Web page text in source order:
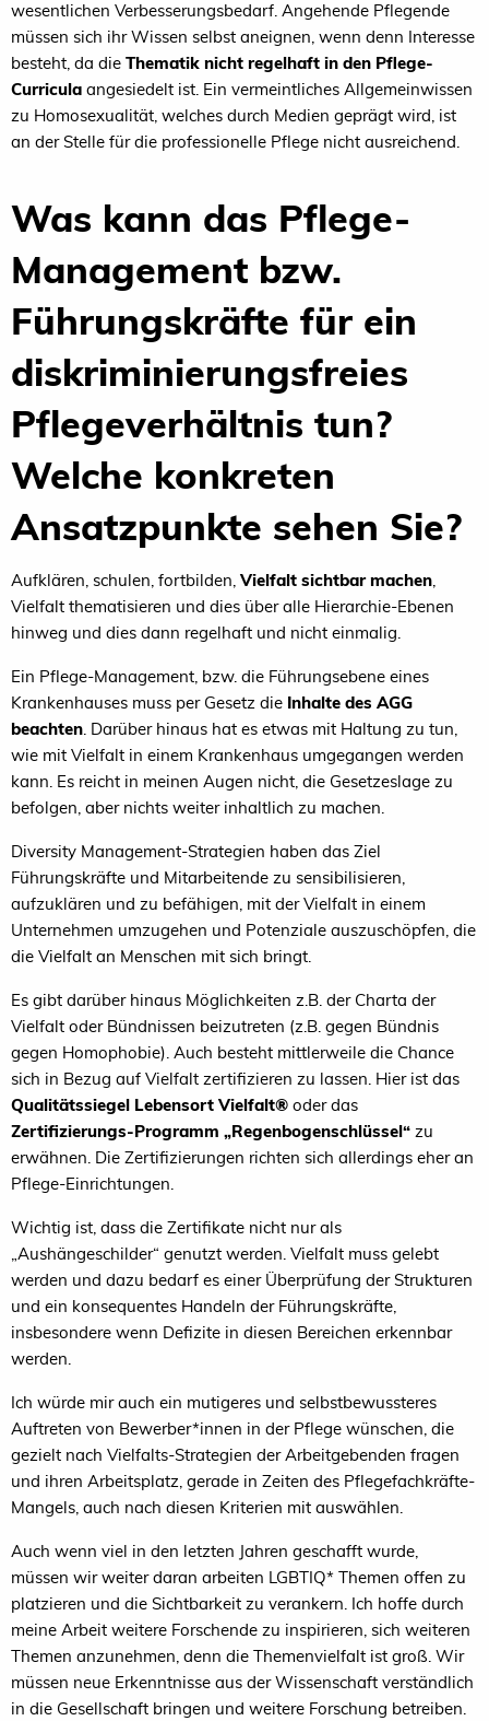
wesentlichen Verbesserungsbedarf. Angehende Pflegende
müssen sich ihr Wissen selbst aneignen, wenn denn Interesse
besteht, da die Thematik nicht regelhaft in den Pflege-
Curricula angesiedelt ist. Ein vermeintliches Allgemeinwissen
zu Homosexualität, welches durch Medien geprägt wird, ist
an der Stelle für die professionelle Pflege nicht ausreichend.
Was kann das Pflege-
Management bzw.
Führungskräfte für ein
diskriminierungsfreies
Pflegeverhältnis tun?
Welche konkreten
Ansatzpunkte sehen Sie?
Aufklären, schulen, fortbilden, Vielfalt sichtbar machen
Vielfalt thematisieren und dies über alle Hierarchie-Ebenen
hinweg und dies dann regelhaft und nicht einmalig.
Ein Pflege-Management, bzw. die Führungsebene eines
Krankenhauses muss per Gesetz die Inhalte des AGG
beachten . Darüber hinaus hat es etwas mit Haltung zu tun,
wie mit Vielfalt in einem Krankenhaus umgegangen werden
kann. Es reicht in meinen Augen nicht, die Gesetzeslage zu
befolgen, aber nichts weiter inhaltlich zu machen.
Diversity Management-Strategien haben das Ziel
Führungskräfte und Mitarbeitende zu sensibilisieren,
aufzuklären und zu befähigen, mit der Vielfalt in einem
Unternehmen umzugehen und Potenziale auszuschöpfen, die
die Vielfalt an Menschen mit sich bringt.
Es gibt darüber hinaus Möglichkeiten z.B. der Charta der
Vielfalt oder Bündnissen beizutreten (z.B. gegen Bündnis
gegen Homophobie). Auch besteht mittlerweile die Chance
sich in Bezug auf Vielfalt zertifizieren zu lassen. Hier ist das
Qualitätssiegel Lebensort Vielfalt® oder das
Zertifizierungs-Programm „Regenbogenschlüssel“ zu
erwähnen. Die Zertifizierungen richten sich allerdings eher an
Pflege-Einrichtungen.
Wichtig ist, dass die Zertifikate nicht nur als
„Aushängeschilder“ genutzt werden. Vielfalt muss gelebt
werden und dazu bedarf es einer Überprüfung der Strukturen
und ein konsequentes Handeln der Führungskräfte,
insbesondere wenn Defizite in diesen Bereichen erkennbar
werden.
Ich würde mir auch ein mutigeres und selbstbewussteres
Auftreten von Bewerber*innen in der Pflege wünschen, die
gezielt nach Vielfalts-Strategien der Arbeitgebenden fragen
und ihren Arbeitsplatz, gerade in Zeiten des Pflegefachkräfte-
Mangels, auch nach diesen Kriterien mit auswählen.
Auch wenn viel in den letzten Jahren geschafft wurde,
müssen wir weiter daran arbeiten LGBTIQ* Themen offen zu
platzieren und die Sichtbarkeit zu verankern. Ich hoffe durch
meine Arbeit weitere Forschende zu inspirieren, sich weiteren
Themen anzunehmen, denn die Themenvielfalt ist groß. Wir
müssen neue Erkenntnisse aus der Wissenschaft verständlich
in die Gesellschaft bringen und weitere Forschung betreiben.